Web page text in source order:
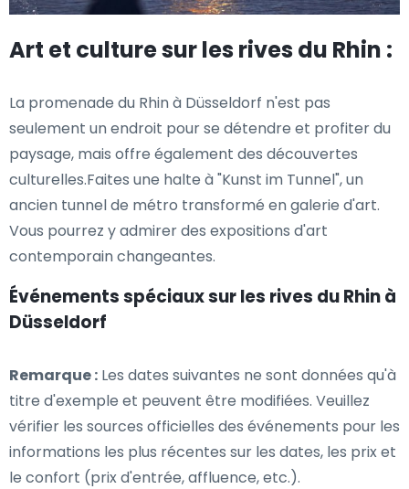
Art et culture sur les rives du Rhin :
La promenade du Rhin à Düsseldorf n'est pas
seulement un endroit pour se détendre et profiter du
paysage, mais offre également des découvertes
culturelles.Faites une halte à "Kunst im Tunnel", un
ancien tunnel de métro transformé en galerie d'art.
Vous pourrez y admirer des expositions d'art
contemporain changeantes.
Événements spéciaux sur les rives du Rhin à
Düsseldorf
Remarque : Les dates suivantes ne sont données qu'à
titre d'exemple et peuvent être modifiées. Veuillez
vérifier les sources officielles des événements pour les
informations les plus récentes sur les dates, les prix et
le confort (prix d'entrée, affluence, etc.).